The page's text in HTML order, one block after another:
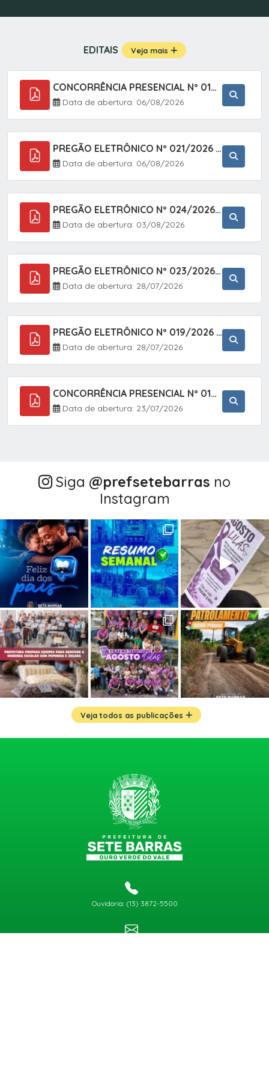
EDITAIS Veja mais
CONCORRÊNCIA PRESENCIAL Nº 019/2025 - PAVIMENTAÇÃO ASFÁLTICA EM TRECHO DA RUA 2 NO BAIRRO VILA SOARES NO MUNICÍPIO DE SETE BARRAS/SP.
Data de abertura: 06/08/2026
PREGÃO ELETRÔNICO Nº 021/2026 - AQUISIÇÃO DE CONTENTORES E CARRINHOS, DESTINADOS A COLETIVA E MANEJO DE RESÍDUOS SÓLIDOS, ATRAVÉS DO SISTEMA DE REGISTRO DE PREÇOS (SRP)
Data de abertura: 06/08/2026
PREGÃO ELETRÔNICO Nº 024/2026 - AQUISIÇÃO DE GÁS MEDICINAL TIPO OXIGÊNIO (1,00 M3, 3,00 M3 E 10,00 M3), EM ATENDIMENTO À SECRETARIA MUNICIPAL DE SAÚDE, ATRAVÉS DO SISTEMA DE REGISTRO DE PREÇOS (SRP)
Data de abertura: 03/08/2026
PREGÃO ELETRÔNICO Nº 023/2026 - AQUISIÇÃO DE ENXOVAL INFANTIL, EM ATENDIMENTO À SECRETARIA MUNICIPAL DE EDUCAÇÃO, ATRAVÉS DO SISTEMA DE REGISTRO DE PREÇOS (SRP).
Data de abertura: 28/07/2026
PREGÃO ELETRÔNICO Nº 019/2026 - CONTRATAÇÃO DE EMPRESA ESPECIALIZADA PARA A PRESTAÇÃO DE SERVIÇOS VETERINÁRIOS CLÍNICOS E CIRÚRGICOS, COM FOCO EM AÇÕES DE SAÚDE PÚBLICA, BEM-ESTAR ANIMAL E CONTROLE POPULACIONAL ÉTICO DE CÃES E GATOS, EM ATENDIMENTO À
Data de abertura: 28/07/2026
CONCORRÊNCIA PRESENCIAL Nº 018/2026 - PAVIMENTAÇÃO ASFÁLTICA NO BAIRRO VOTUPOCA ? ESTRADA DA RAPOSA, NO MUNICÍPIO DE SETE BARRAS/SP
Data de abertura: 23/07/2026
Siga @‌prefsetebarras no
Instagram
Veja todos as publicações
Ouvidoria: (13) 3872-5500